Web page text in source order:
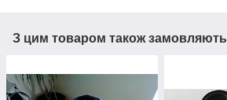
З цим товаром також замовляють